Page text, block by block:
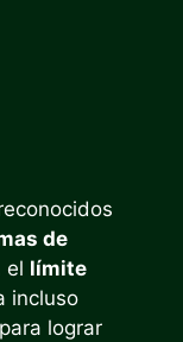
de
el límite
incluso
lograr